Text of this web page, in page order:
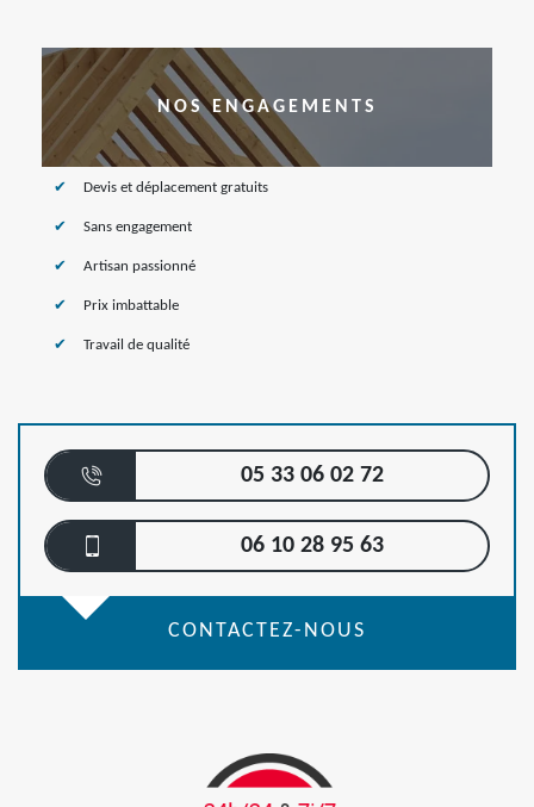
NOS ENGAGEMENTS
Devis et déplacement gratuits
Sans engagement
Artisan passionné
Prix imbattable
Travail de qualité
05 33 06 02 72
06 10 28 95 63
CONTACTEZ-NOUS